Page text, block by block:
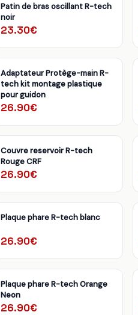
Patin de bras oscillant R-tech
noir
23.30€
Adaptateur Protège-main R-
tech kit montage plastique
pour guidon
26.90€
Couvre reservoir R-tech
Rouge CRF
26.90€
Plaque phare R-tech blanc
26.90€
Plaque phare R-tech Orange
Neon
26.90€